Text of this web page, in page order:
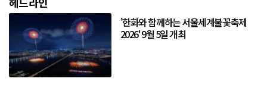
'한화와 함께하는 서울세계불꽃축제
2026' 9월 5일 개최